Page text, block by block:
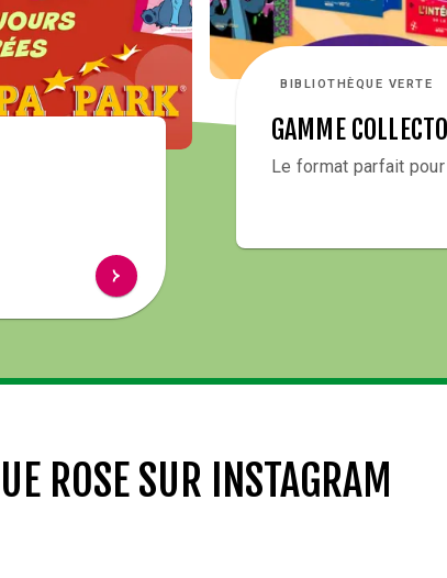
BIBLIOTHÈQUE VERTE
GAMME
Le format parfait
ROSE SUR INSTAGRAM